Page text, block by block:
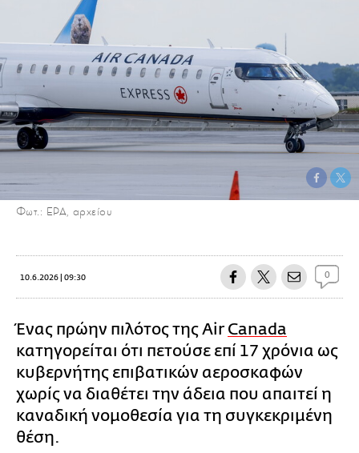
Φωτ.: EPA, αρχείου
10.6.2026 | 09:30 0
Ένας πρώην πιλότος της AirCanada
κατηγορείται ότι πετούσε επί 17 χρόνια ως
κυβερνήτης επιβατικών αεροσκαφών
χωρίς να διαθέτει την άδεια που απαιτεί η
καναδική νομοθεσία για τη συγκεκριμένη
θέση.